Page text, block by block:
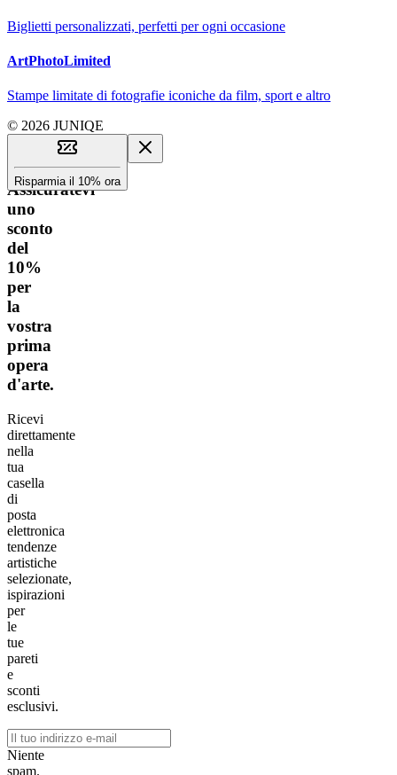
Biglietti personalizzati, perfetti per ogni occasione
ArtPhotoLimited
Stampe limitate di fotografie iconiche da film, sport e altro
© 2026 JUNIQE
Assicuratevi
uno
sconto
del
10%
per
la
vostra
prima
opera
d'arte.
Ricevi
direttamente
nella
tua
casella
di
posta
elettronica
tendenze
artistiche
selezionate,
ispirazioni
per
le
tue
pareti
e
sconti
esclusivi.
Niente
spam.
Risparmia il 10% ora